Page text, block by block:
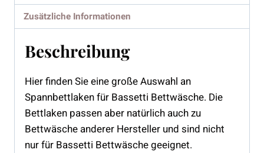
Zusätzliche Informationen
Beschreibung
Hier finden Sie eine große Auswahl an
Spannbettlaken für Bassetti Bettwäsche. Die
Bettlaken passen aber natürlich auch zu
Bettwäsche anderer Hersteller und sind nicht
nur für Bassetti Bettwäsche geeignet.